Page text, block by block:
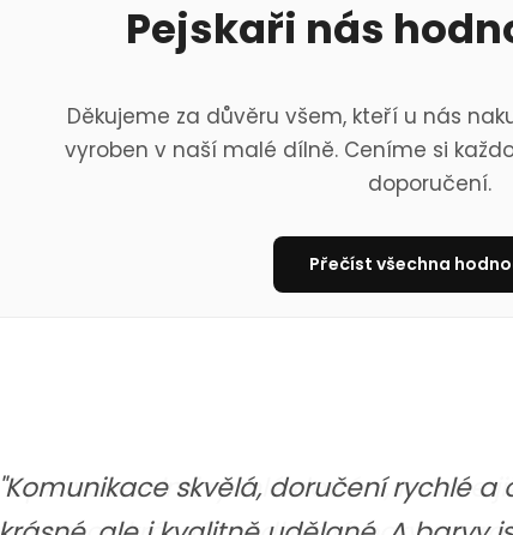
Pejskaři nás
Děkujeme za důvěru všem, kteří u nás
vyroben v naší malé dílně. Ceníme si
doporučení.
Přečíst všechna
"Komunikace skvělá, doručení rychlé a